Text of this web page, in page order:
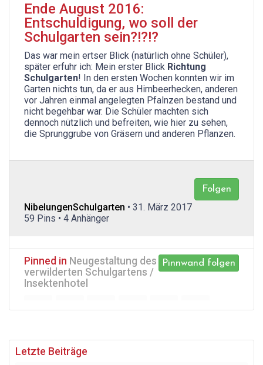
Ende August 2016:
Entschuldigung, wo soll der
Schulgarten sein?!?!?
Das war mein ertser Blick (natürlich ohne Schüler),
später erfuhr ich: Mein erster Blick Richtung
Schulgarten! In den ersten Wochen konnten wir im
Garten nichts tun, da er aus Himbeerhecken, anderen
vor Jahren einmal angelegten Pfalnzen bestand und
nicht begehbar war. Die Schüler machten sich
dennoch nützlich und befreiten, wie hier zu sehen,
die Sprunggrube von Gräsern und anderen Pflanzen.
Folgen
NibelungenSchulgarten • 31. März 2017
59 Pins • 4 Anhänger
Pinnwand folgen
Pinned in Neugestaltung des
verwilderten Schulgartens /
Insektenhotel
Letzte Beiträge